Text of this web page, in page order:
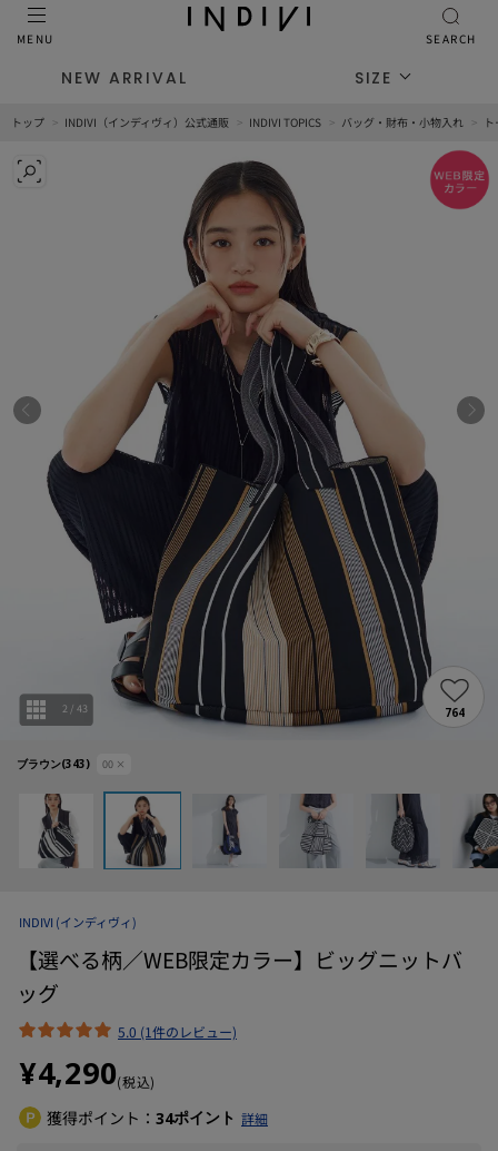
MENU SEARCH
NEW ARRIVAL SIZE
トップ INDIVI（インディヴィ）公式通販 INDIVI TOPICS バッグ・財布・小物入れ
ブラウン(343) 00 ×
2 / 43 764
INDIVI (インディヴィ)
【選べる柄／WEB限定カラー】ビッグニットバ
ッグ
5.0 (1件のレビュー)
¥4,290(税込)
獲得ポイント： 34ポイント 詳細